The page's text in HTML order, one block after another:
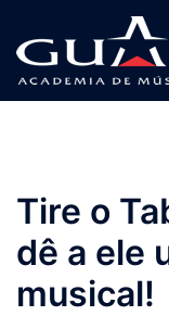
para
conteúdo
Tire o
dê a ele
musical!